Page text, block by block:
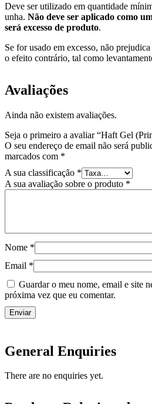
Deve ser utilizado em quantidade
unha. Não deve ser aplicado como
será excesso de produto.
Se for usado em excesso, não
o efeito contrário, tal como
Avaliações
Ainda não existem avaliações.
Seja o primeiro a avaliar “Haft Gel
O seu endereço de email não será
marcados com *
A sua classificação *
A sua avaliação sobre o produto *
Nome *
Email *
Guardar o meu nome, email e site
próxima vez que eu comentar.
General Enquiries
There are no enquiries yet.